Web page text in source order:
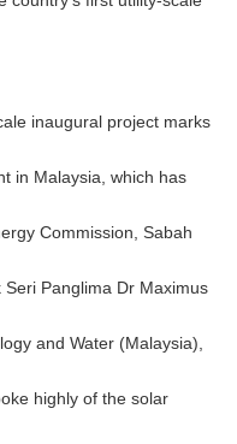
inaugural project marks
in Malaysia, which has
Commission, Sabah
Panglima Dr Maximus
and Water (Malaysia),
highly of the solar